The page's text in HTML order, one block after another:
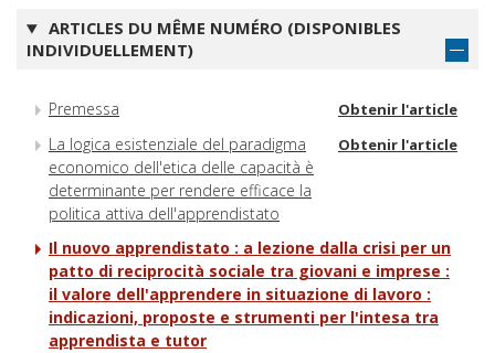
ARTICLES DU MÊME NUMÉRO (DISPONIBLES
INDIVIDUELLEMENT)
Premessa Obtenir l'article
La logica esistenziale del paradigma
economico dell'etica delle capacità è
determinante per rendere efficace la
politica attiva dell'apprendistato
Obtenir l'article
Il nuovo apprendistato : a lezione dalla crisi per un
patto di reciprocità sociale tra giovani e imprese :
il valore dell'apprendere in situazione di lavoro :
indicazioni, proposte e strumenti per l'intesa tra
apprendista e tutor